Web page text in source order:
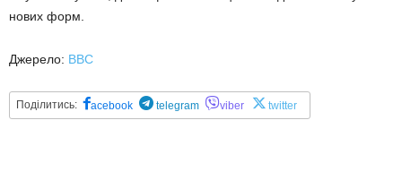
нових форм.
Джерело: BBC
Поділитись: acebook telegram viber twitter